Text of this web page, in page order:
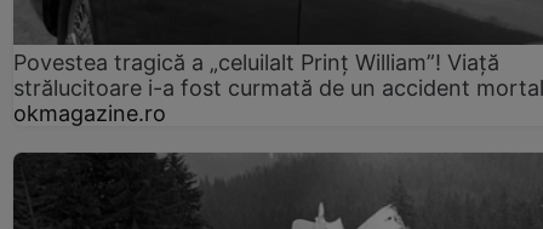
Povestea tragică a „celuilalt Prinț William”! Viață
strălucitoare i-a fost curmată de un accident mortal
okmagazine.ro